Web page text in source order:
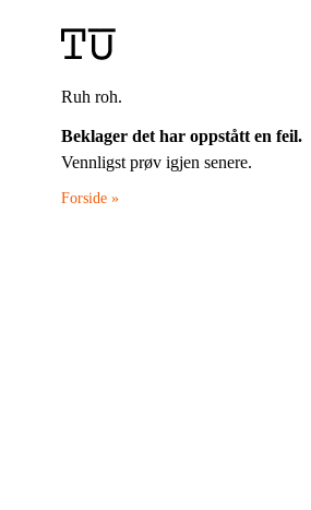
Ruh roh.
Beklager det har oppstått en feil.
Vennligst prøv igjen senere.
Forside »